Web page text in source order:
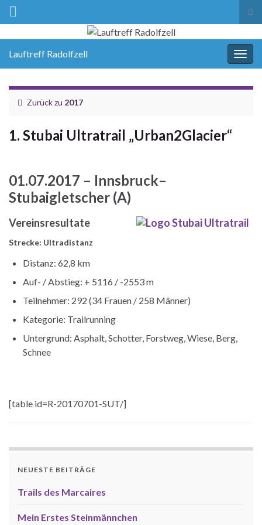
Lauftreff Radolfzell
Zurück zu 2017
1. Stubai Ultratrail „Urban2Glacier“
01.07.2017 – Innsbruck–
Stubaigletscher (A)
Vereinsresultate
Strecke: Ultradistanz
Distanz: 62,8 km
Auf- / Abstieg: + 5116 / -2553 m
Teilnehmer: 292 (34 Frauen / 258 Männer)
Kategorie: Trailrunning
Untergrund: Asphalt, Schotter, Forstweg, Wiese, Berg,
Schnee
[table id=R-20170701-SUT/]
NEUESTE BEITRÄGE
Trails des Marcaires
Mein Erstes Steinmännchen